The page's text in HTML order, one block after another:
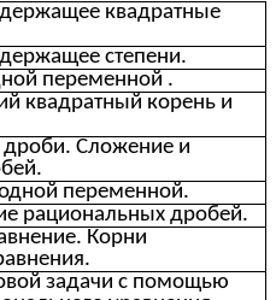
квадратные
степени.
переменной .
квадратный корень и
Сложение и
переменной.
рациональных дробей.
Корни
задачи с помощью